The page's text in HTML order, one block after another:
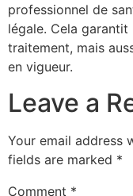
professionnel de
légale. Cela
traitement, mais
en vigueur.
Leave a
Your email address
fields are marked *
Comment *